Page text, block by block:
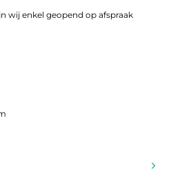
wij enkel geopend op afspraak